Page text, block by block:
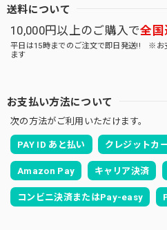
送料について
10,000円以上のご購入で全国
平日は15時までのご注文で即日発送!! ※お
ます
お支払い方法について
次の方法がご利用いただけます。
PAY ID あと払い クレジットカ
Amazon Pay キャリア決済
コンビニ決済またはPay-easy